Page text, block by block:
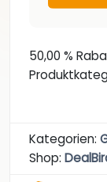
50,00 %
Kategorien:
Shop: